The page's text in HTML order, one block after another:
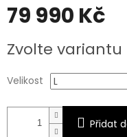
79 990 Kč
cena:
Zvolte variantu
Velikost
Přidat